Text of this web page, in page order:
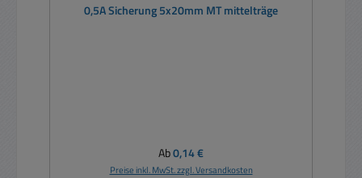
0,5A Sicherung 5x20mm MT mittelträge
Regulärer Preis:
Ab0,14 €
Preise inkl. MwSt. zzgl. Versandkosten